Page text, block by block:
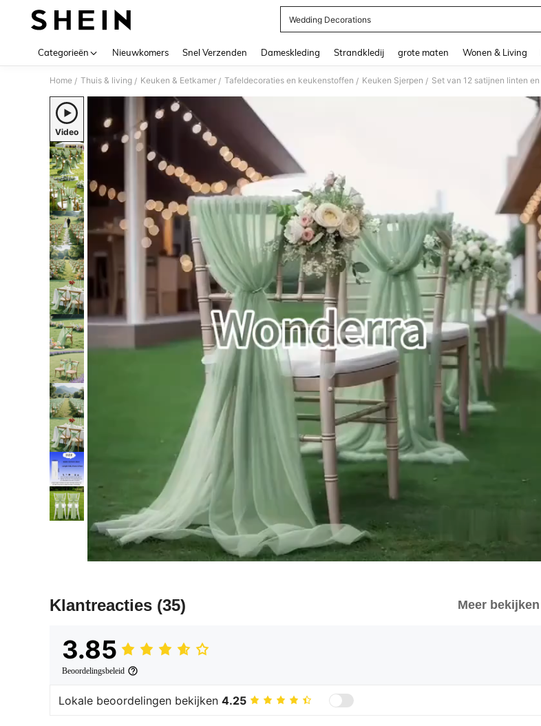
Wedding Decorations
Categorieën Nieuwkomers Snel Verzenden Dameskleding Strandkledij grote maten Wonen & Living
Home / Thuis & living / Keuken & Eetkamer / Tafeldecoraties en keukenstoffen / Keuken Sjerpen /
Video
Klantreacties (35) Meer bekijken
3.85
Beoordelingsbeleid
Lokale beoordelingen bekijken 4.25